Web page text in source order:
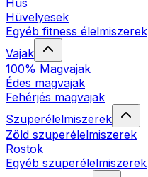
Hús
Hüvelyesek
Egyéb fitness élelmiszerek
Vajak
100% Magvajak
Édes magvajak
Fehérjés magvajak
Szuperélelmiszerek
Zöld szuperélelmiszerek
Rostok
Egyéb szuperélelmiszerek